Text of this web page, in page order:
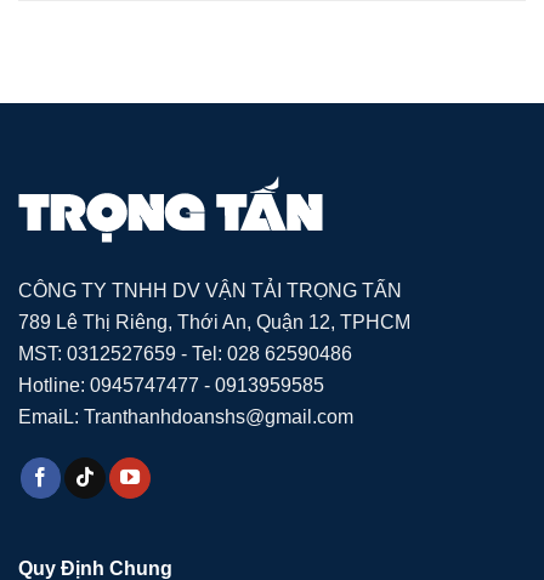
CÔNG TY TNHH DV VẬN TẢI TRỌNG TẤN
789 Lê Thị Riêng, Thới An, Quận 12, TPHCM
MST: 0312527659 - Tel: 028 62590486
Hotline: 0945747477 - 0913959585
EmaiL: Tranthanhdoanshs@gmail.com
Quy Định Chung